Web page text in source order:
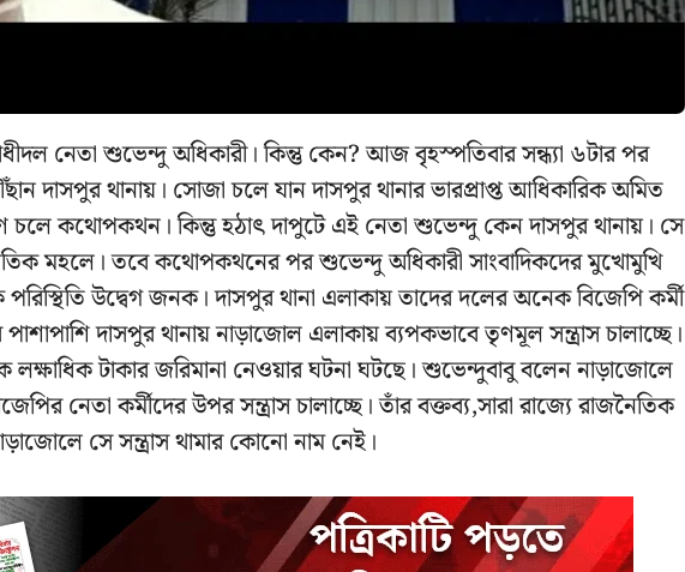
নেতা শুভেন্দু অধিকারী। কিন্তু কেন? আজ বৃহস্পতিবার সন্ধ্যা ৬টার পর
দাসপুর থানায়। সোজা চলে যান দাসপুর থানার ভারপ্রাপ্ত আধিকারিক অমিত
চলে কথোপকথন। কিন্তু হঠাৎ দাপুটে এই নেতা শুভেন্দু কেন দাসপুর থানায়। সে
মহলে। তবে কথোপকথনের পর শুভেন্দু অধিকারী সাংবাদিকদের মুখোমুখি
উদ্বেগ জনক। দাসপুর থানা এলাকায় তাদের দলের অনেক বিজেপি কর্মী
দাসপুর থানায় নাড়াজোল এলাকায় ব্যপকভাবে তৃণমূল সন্ত্রাস চালাচ্ছে।
টাকার জরিমানা নেওয়ার ঘটনা ঘটছে। শুভেন্দুবাবু বলেন নাড়াজোলে
নেতা কর্মীদের উপর সন্ত্রাস চালাচ্ছে। তাঁর বক্তব্য,সারা রাজ্যে রাজনৈতিক
সে সন্ত্রাস থামার কোনো নাম নেই।